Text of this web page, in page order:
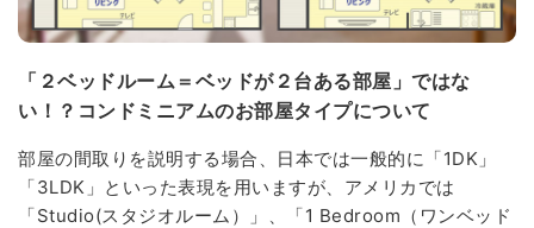
「２ベッドルーム＝ベッドが２台ある部屋」ではな
い！？コンドミニアムのお部屋タイプについて
部屋の間取りを説明する場合、日本では一般的に「1DK」
「3LDK」といった表現を用いますが、アメリカでは
「Studio(スタジオルーム）」、「1 Bedroom（ワンベッド